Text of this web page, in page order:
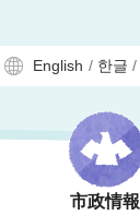
English / 한글 /
市政情報